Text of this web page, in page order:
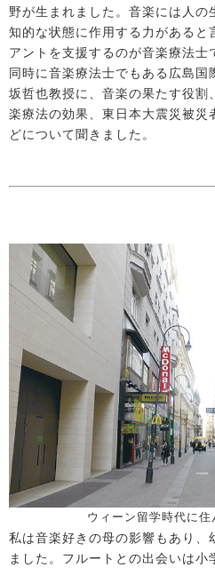
野が生まれました。音楽には人の
知的な状態に作用する力があると
アントを支援するのが音楽療法士
同時に音楽療法士でもある広島国
坂哲也教授に、音楽の果たす役割
楽療法の効果、東日本大震災被災
どについて聞きました。
ウィーン留学時代に住
私は音楽好きの母の影響もあり、
ました。フルートとの出会いは